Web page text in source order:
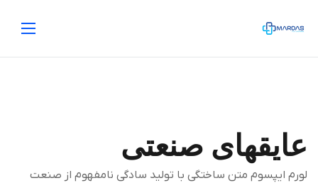
عایقهای صنعتی
لورم ایپسوم متن ساختگی با تولید سادگی نامفهوم از صنعت